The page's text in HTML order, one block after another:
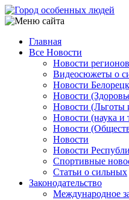
Перейти
к
содержанию
Main
navigation
Главная
Все Новости
Новости регионов
Видеосюжеты о
Новости
Новости
Новости (Льготы
Новости (наука и
Новости
Новости
Новости
Спортивные
Статьи о сильных
Законодательство
Международное